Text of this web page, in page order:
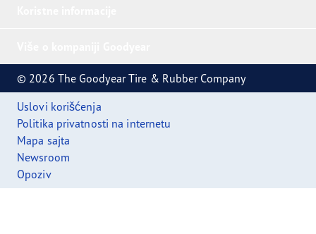
© 2026 The Goodyear Tire & Rubber Company
Uslovi korišćenja
Politika privatnosti na internetu
Mapa sajta
Newsroom
Opoziv